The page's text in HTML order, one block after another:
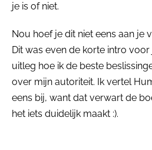
je is of niet.
Nou hoef je dit niet eens aan je
Dit was even de korte intro
uitleg hoe ik de beste
over mijn autoriteit. Ik vertel
eens bij, want dat verwart de
het iets duidelijk maakt :).